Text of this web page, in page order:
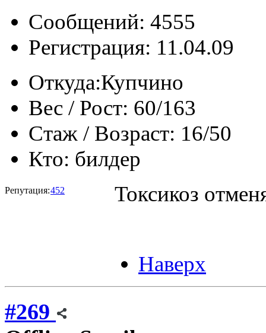
Сообщений: 4555
Регистрация: 11.04.09
Откуда:Купчино
Вес / Рост: 60/163
Стаж / Возраст: 16/50
Кто: билдер
Репутация:452 Токсикоз
Наверх
#269